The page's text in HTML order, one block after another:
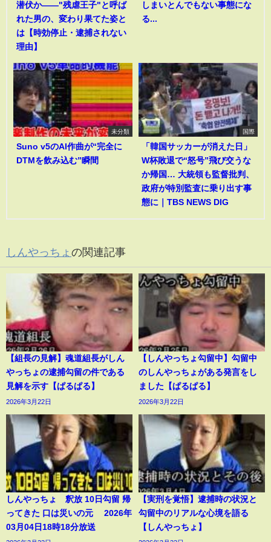
潜伏か――"残虐王子"と呼ば
れた男の、変わり果てた姿と
は【時効停止・逮捕されない
理由】
しまいとんでもない事態にな
る...
未分類
Suno v5のAI作曲が“完全に
DTMを飲み込む”瞬間
国際
「韓国サッカーが消えた日」
W杯敗退で“怒号”飛び交うな
か帰国… 大統領も監督批判、
政府が特別監査に乗り出す事
態に｜TBS NEWS DIG
しんやっちょ の関連記事
【組長の見解】魂道組長がしん
やっちょの逮捕勾留の件である
見解を示す【ぱるぱる】
2026年3月22日
【しんやっちょ勾留中】勾留中
のしんやっちょがある発言をし
ました【ぱるぱる】
2026年3月22日
しんやっちょ 釈放 10日勾留 帰
ってきた 口は災いの元 2026年
03月04日18時18分放送
【実刑を覚悟】逮捕時の状況と
勾留中のリアルな心境を語る
【しんやっちょ】